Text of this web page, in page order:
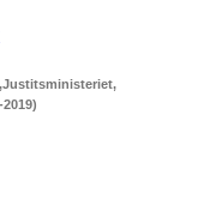
Justitsministeriet